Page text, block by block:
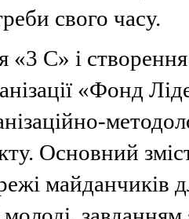
свого часу.
«3 С» і
«Фонд
Основний
майданчиків